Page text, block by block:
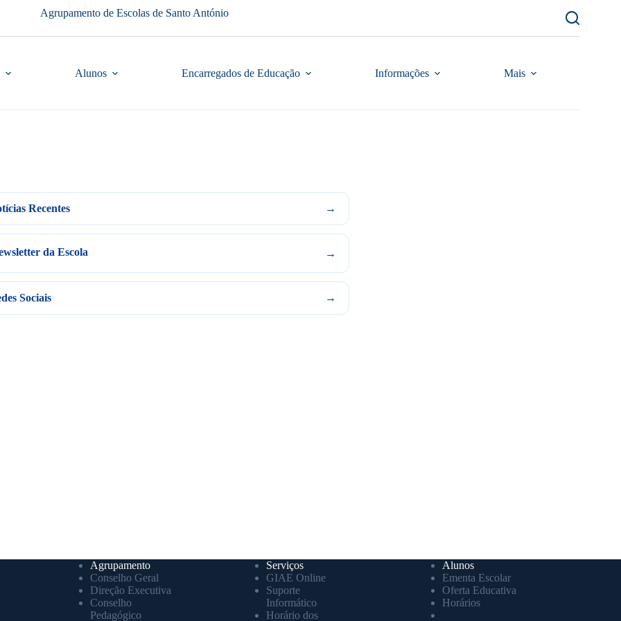
Agrupamento de Escolas de Santo António
Alunos Encarregados de Educação Informações Mais
Recentes →
da Escola →
Sociais →
Agrupamento
Conselho Geral
Direção Executiva
Conselho
Pedagógico
Serviços
GIAE Online
Suporte
Informático
Horário dos
Alunos
Ementa Escolar
Oferta Educativa
Horários